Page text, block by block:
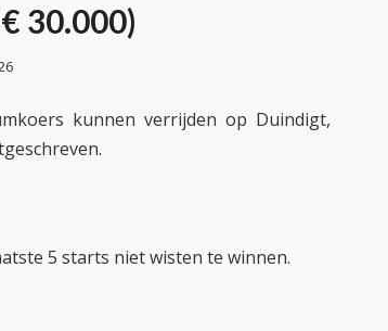
30.000)
kunnen verrijden op Duindigt,
5 starts niet wisten te winnen.